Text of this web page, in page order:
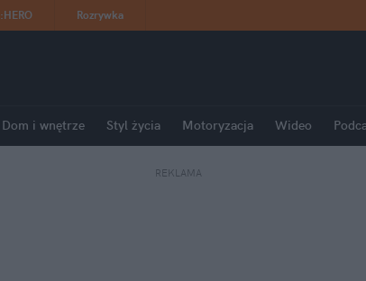
:HERO Rozrywka
Dom i wnętrze Styl życia Motoryzacja Wideo
REKLAMA